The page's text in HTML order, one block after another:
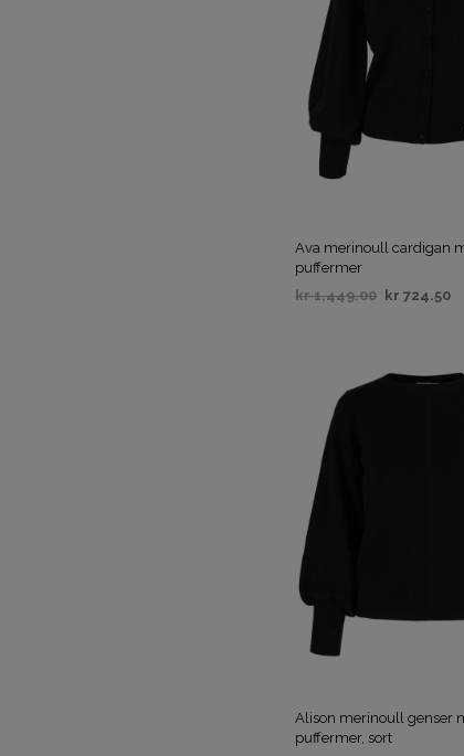
Ava merinoull cardigan
puffermer
kr1,449.00 kr 724.50
Alison merinoull genser
puffermer, sort